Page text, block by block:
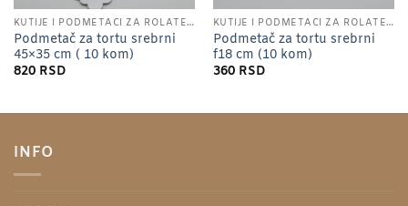
KUTIJE I PODMETACI ZA ROLATE I TORTE
Podmetač za tortu srebrni
45×35 cm ( 10 kom)
820 RSD
KUTIJE I PODMETACI ZA ROLATE I TORTE
Podmetač za tortu srebrni
f18 cm (10 kom)
360 RSD
INFO